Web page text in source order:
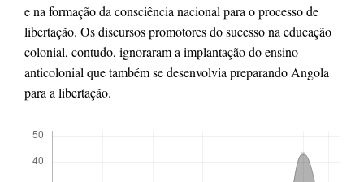
e na formação da consciência nacional para o processo de
libertação. Os discursos promotores do sucesso na educação
colonial, contudo, ignoraram a implantação do ensino
anticolonial que também se desenvolvia preparando Angola
para a libertação.